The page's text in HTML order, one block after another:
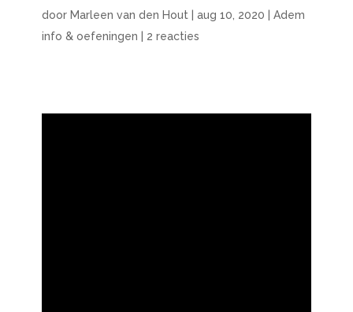
door Marleen van den Hout aug 10, 2020
Adem
info & oefeningen
2 reacties